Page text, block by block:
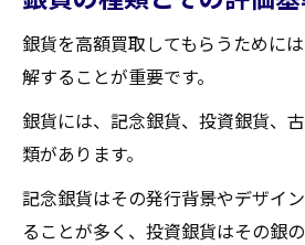
銀貨を高額買取してもらうために
解することが重要です。
銀貨には、記念銀貨、投資銀貨、
類があります。
記念銀貨はその発行背景やデザイ
ることが多く、投資銀貨はその銀